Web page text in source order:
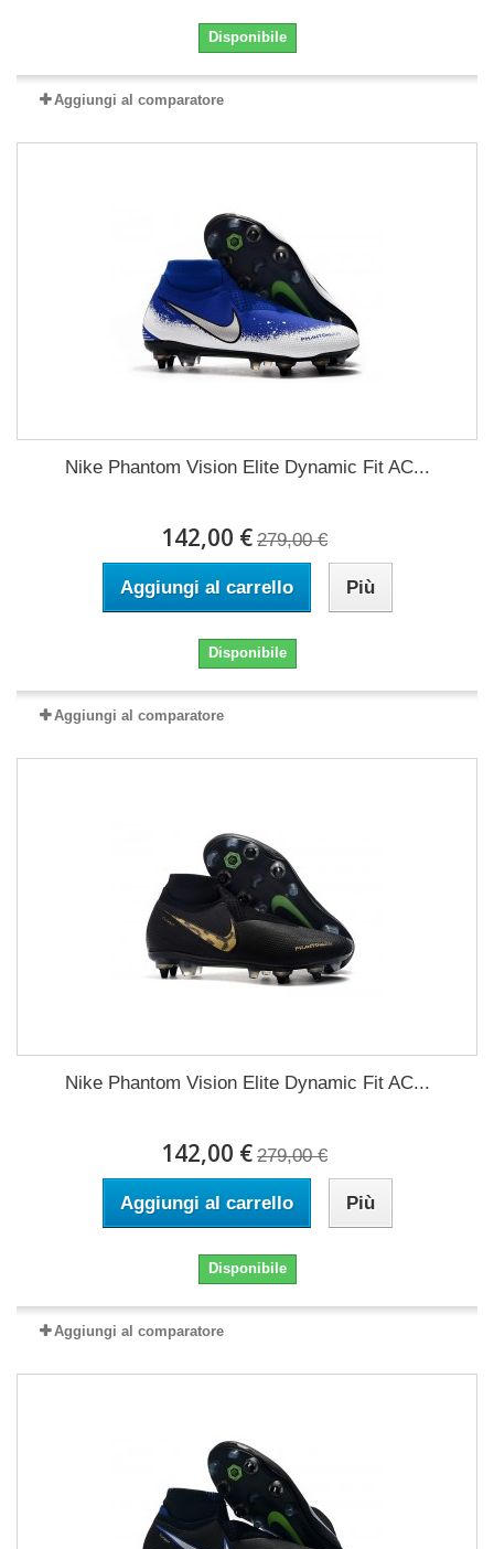
Disponibile
Aggiungi al comparatore
Nike Phantom Vision Elite Dynamic Fit AC...
142,00 € 279,00 €
Aggiungi al carrello Più
Disponibile
Aggiungi al comparatore
Nike Phantom Vision Elite Dynamic Fit AC...
142,00 € 279,00 €
Aggiungi al carrello Più
Disponibile
Aggiungi al comparatore